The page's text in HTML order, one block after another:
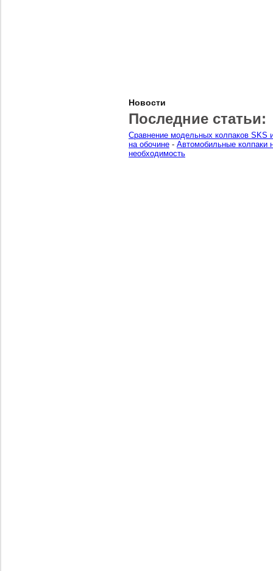
Новости
Последние статьи:
Сравнение модельных колпаков SKS
на обочине - Автомобильные колпаки
необходимость